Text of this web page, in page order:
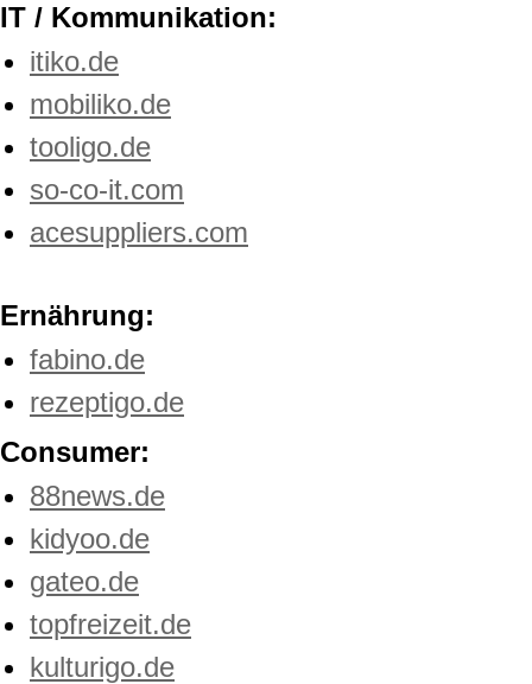
IT / Kommunikation:
itiko.de
mobiliko.de
tooligo.de
so-co-it.com
acesuppliers.com
Ernährung:
fabino.de
rezeptigo.de
Consumer:
88news.de
kidyoo.de
gateo.de
topfreizeit.de
kulturigo.de